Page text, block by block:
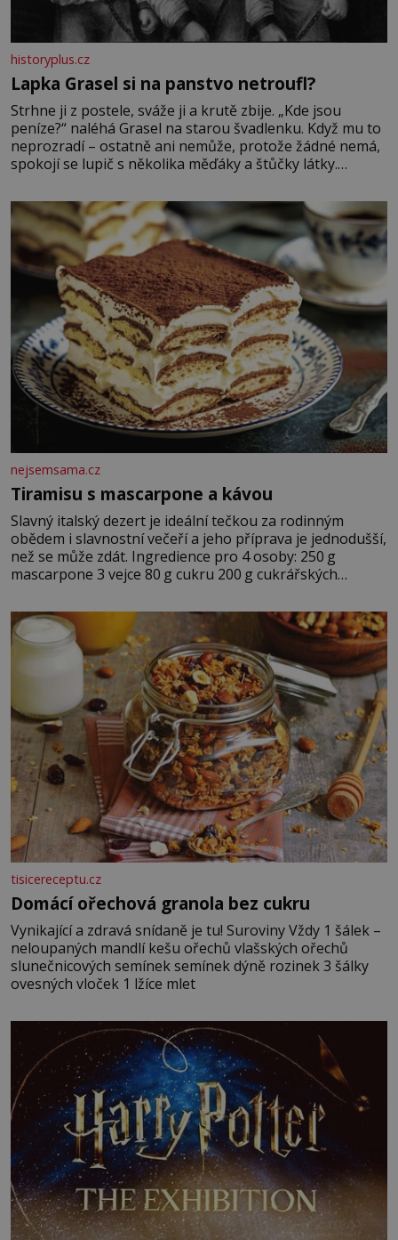
historyplus.cz
Lapka Grasel si na panstvo netroufl?
Strhne ji z postele, sváže ji a krutě zbije. „Kde jsou
peníze?“ naléhá Grasel na starou švadlenku. Když mu to
neprozradí – ostatně ani nemůže, protože žádné nemá,
spokojí se lupič s několika měďáky a štůčky látky.
krutý. Jeho činy budí hrůzu ještě dlouho po jeho smrti
nejsemsama.cz
Tiramisu s mascarpone a kávou
Slavný italský dezert je ideální tečkou za rodinným
obědem i slavnostní večeří a jeho příprava je jednodušší,
než se může zdát. Ingredience pro 4 osoby: 250 g
mascarpone 3 vejce 80 g cukru 200 g cukrářských
posypání Postup: Oddělte žloutky od bílků. Žloutky
vyšlehejte s cukrem do světlé pěny a postupně do nich
vmíchejte mascarpone, aby vznikl hladký
tisicereceptu.cz
Domácí ořechová granola bez cukru
Vynikající a zdravá snídaně je tu! Suroviny Vždy 1 šálek –
neloupaných mandlí kešu ořechů vlašských ořechů
slunečnicových semínek semínek dýně rozinek 3 šálky
ovesných vloček 1 lžíce mlet